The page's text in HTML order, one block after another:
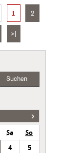
1 2
>|
Suchen
Sa
So
4
5